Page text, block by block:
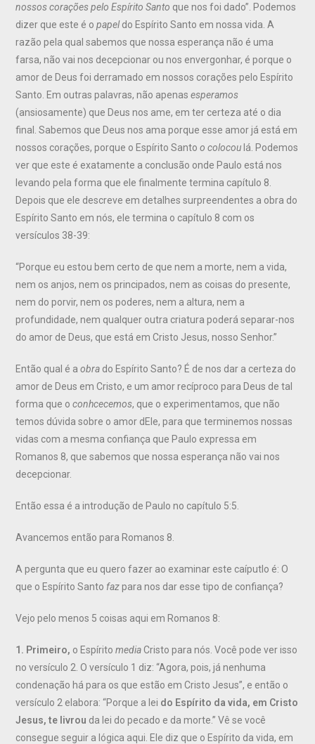
nossos corações pelo Espírito Santo que nos foi dado”. Podemos
dizer que este é opapeldo Espírito Santo em nossa vida. A
razão pela qual sabemos que nossa esperança não é uma
farsa, não vai nos decepcionar ou nos envergonhar, é porque o
amor de Deus foi derramado em nossos corações pelo Espírito
Santo. Em outras palavras, não apenasesperamos
(ansiosamente) que Deus nos ame, em ter certeza até o dia
final. Sabemos que Deus nos ama porque esse amor já está em
nossos corações, porque o Espírito Santoo colocou lá. Podemos
ver que este é exatamente a conclusão onde Paulo está nos
levando pela forma que ele finalmente termina capítulo 8.
Depois que ele descreve em detalhes surpreendentes a obra do
Espírito Santo em nós, ele termina o capítulo 8 com os
versículos 38-39:
“Porque eu estou bem certo de que nem a morte, nem a vida,
nem os anjos, nem os principados, nem as coisas do presente,
nem do porvir, nem os poderes, nem a altura, nem a
profundidade, nem qualquer outra criatura poderá separar-nos
do amor de Deus, que está em Cristo Jesus, nosso Senhor.”
Então qual é aobra do Espírito Santo? É de nos dar a certeza do
amor de Deus em Cristo, e um amor recíproco para Deus de tal
forma que oconhcecemos, que o experimentamos, que não
temos dúvida sobre o amor dEle, para que terminemos nossas
vidas com a mesma confiança que Paulo expressa em
Romanos 8, que sabemos que nossa esperança não vai nos
decepcionar.
Então essa é a introdução de Paulo no capítulo 5:5.
Avancemos então para Romanos 8.
A pergunta que eu quero fazer ao examinar este caíputlo é: O
que o Espírito Santo fazpara nos dar esse tipo de confiança?
Vejo pelo menos 5 coisas aqui em Romanos 8:
1. Primeiro, o EspíritomediaCristo para nós. Você pode ver isso
no versículo 2. O versículo 1 diz: “Agora, pois, já nenhuma
condenação há para os que estão em Cristo Jesus”, e então o
versículo 2 elabora: “Porque a lei do Espírito da vida, em Cristo
Jesus, te livrou da lei do pecado e da morte.” Vê se você
consegue seguir a lógica aqui. Ele diz que o Espírito da vida, em